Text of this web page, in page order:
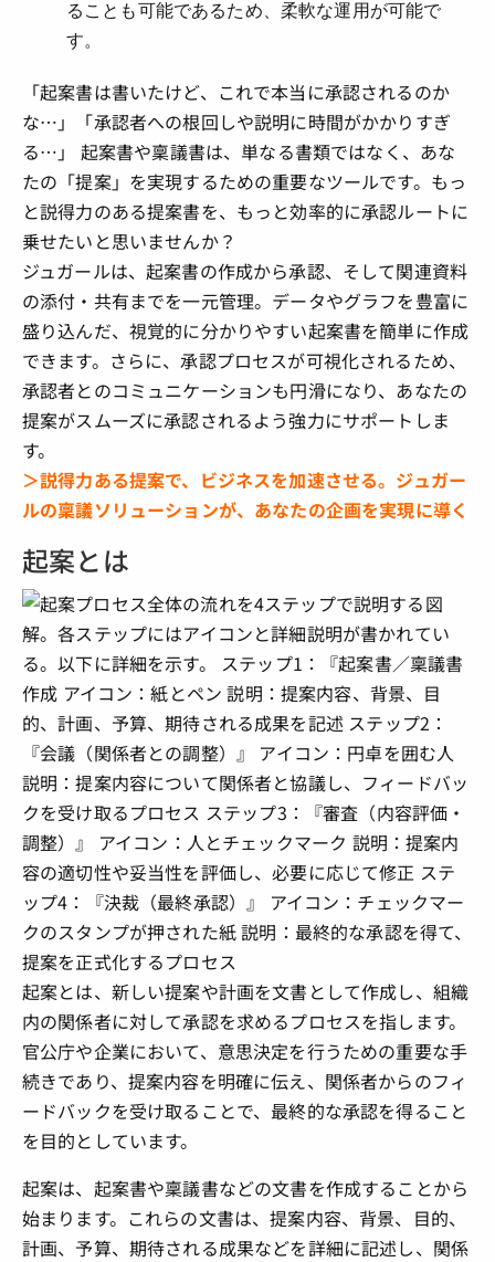
ることも可能であるため、柔軟な運用が可能で
す。
「起案書は書いたけど、これで本当に承認されるのか
な…」「承認者への根回しや説明に時間がかかりすぎ
る…」 起案書や稟議書は、単なる書類ではなく、あな
たの「提案」を実現するための重要なツールです。もっ
と説得力のある提案書を、もっと効率的に承認ルートに
乗せたいと思いませんか？
ジュガールは、起案書の作成から承認、そして関連資料
の添付・共有までを一元管理。データやグラフを豊富に
盛り込んだ、視覚的に分かりやすい起案書を簡単に作成
できます。さらに、承認プロセスが可視化されるため、
承認者とのコミュニケーションも円滑になり、あなたの
提案がスムーズに承認されるよう強力にサポートしま
す。
＞説得力ある提案で、ビジネスを加速させる。ジュガー
ルの稟議ソリューションが、あなたの企画を実現に導く
起案とは
起案とは、新しい提案や計画を文書として作成し、組織
内の関係者に対して承認を求めるプロセスを指します。
官公庁や企業において、意思決定を行うための重要な手
続きであり、提案内容を明確に伝え、関係者からのフィ
ードバックを受け取ることで、最終的な承認を得ること
を目的としています。
起案は、起案書や稟議書などの文書を作成することから
始まります。これらの文書は、提案内容、背景、目的、
計画、予算、期待される成果などを詳細に記述し、関係